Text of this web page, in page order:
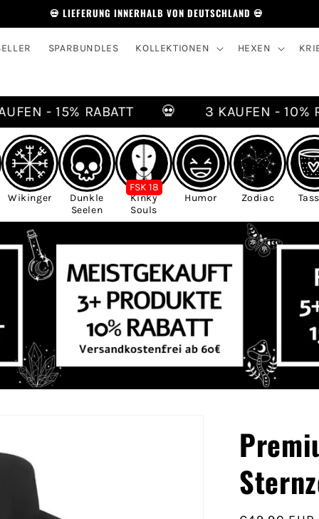
💀 LIEFERUNG INNERHALB VON DEUTSCHLAND 💀
SPARBUNDLES KOLLEKTIONEN HEXEN
- 15% RABATT 3 KAUFEN - 10%
Wikinger
Dunkle
Seelen
FSK 18
Kinky
Souls
Humor Zodiac